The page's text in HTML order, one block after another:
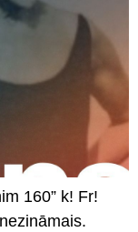
160” k! Fr!